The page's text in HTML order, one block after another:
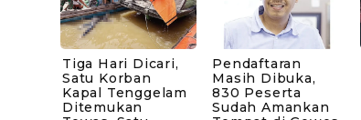
Tiga Hari Dicari,
Satu Korban
Kapal Tenggelam
Ditemukan
Pendaftaran
Masih Dibuka,
830 Peserta
Sudah Amankan